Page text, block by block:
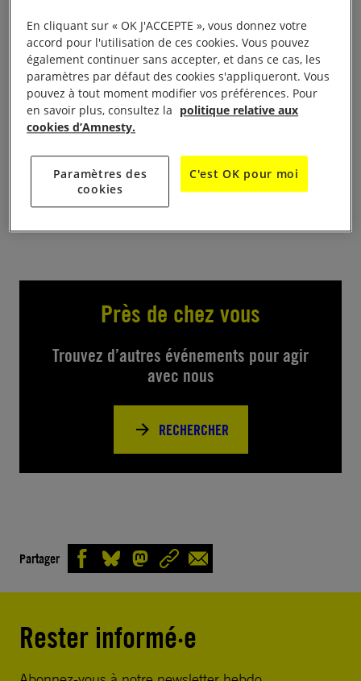
Cette exposition composée de photos illustrées
permet de prendre conscience des inégalités et des
violences subies par les femmes dans le monde.
Table d’information et de signatures.
À lire aussi : Pourquoi une journée internationale des
droits des femmes le 8 mars ?
Près de chez vous
Trouvez d’autres événements pour agir
avec nous
RECHERCHER
Partager
Rester informé·e
En cliquant sur « OK J'ACCEPTE », vous donnez votre
accord pour l'utilisation de ces cookies. Vous pouvez
également continuer sans accepter, et dans ce cas, les
paramètres par défaut des cookies s'appliqueront. Vous
pouvez à tout moment modifier vos préférences. Pour
en savoir plus, consultez la politique relative aux
cookies d’Amnesty.
Paramètres des
cookies
C'est OK pour moi